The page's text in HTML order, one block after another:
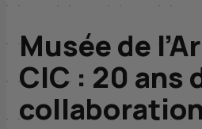
Musée de
CIC : 20 ans
collaboration